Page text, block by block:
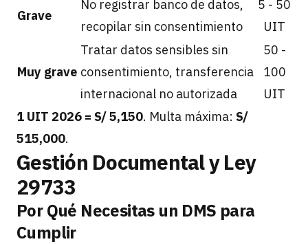
Grave
No registrar banco de datos,
recopilar sin consentimiento
5 - 50
UIT
Muy grave
Tratar datos sensibles sin
consentimiento, transferencia
internacional no autorizada
50 -
100
UIT
1 UIT 2026 = S/ 5,150. Multa máxima: S/
515,000.
Gestión Documental y Ley
29733
Por Qué Necesitas un DMS para
Cumplir